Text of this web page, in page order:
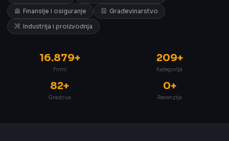
Finansije i osiguranje
Građevinarstvo
Industrija i proizvodnja
16.879+
Firmi
209+
Kategorija
82+
Gradova
0+
Recenzija